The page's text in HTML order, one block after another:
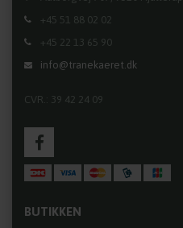
+45 51 88 02 02
+45 22 13 65 90
info@tranekaeret.dk
CVR.: 39 42 24 09
BUTIKKEN